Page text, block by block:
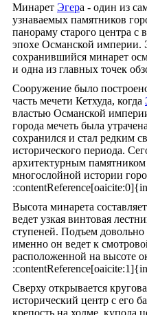
Минарет Эгера - один из
узнаваемых памятников
панораму старого центра с
эпохе Османской империи.
сохранившийся минарет
и одна из главных точек
Сооружение было
часть мечети Кетхуда, когда
властью Османской
города мечеть была
сохранился и стал редким
исторического периода.
архитектурным
многослойной истории
Высота минарета
ведет узкая винтовая
ступеней. Подъем
именно он ведет к
расположенной на высоте
Сверху открывается
исторический центр с его
крепость на холме, купола